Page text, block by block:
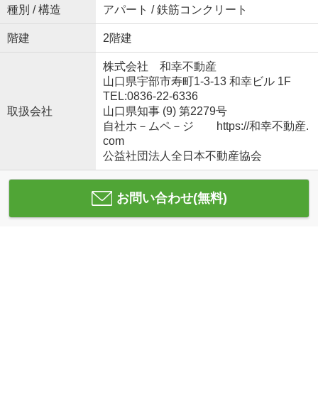
種別 / 構造 アパート / 鉄筋コンクリート
階建 2階建
取扱会社
株式会社 和幸不動産
山口県宇部市寿町1-3-13 和幸ビル 1F
TEL:0836-22-6336
山口県知事 (9) 第2279号
自社ホ－ムペ－ジ https://和幸不動産.
com
公益社団法人全日本不動産協会
お問い合わせ(無料)